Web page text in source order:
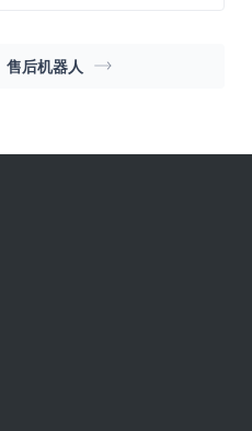
售后机器人